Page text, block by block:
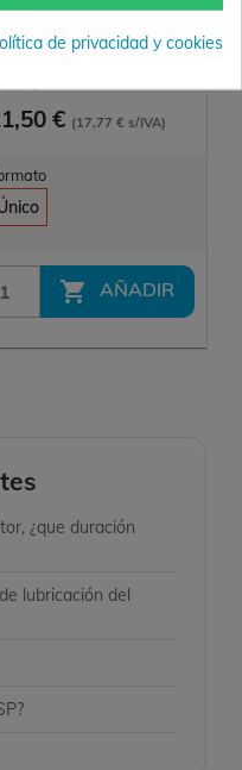
Con Manguera
5 L
€ (17,77 € s/IVA)
 AÑADIR
¿que duración
lubricación del
de privacidad y cookies